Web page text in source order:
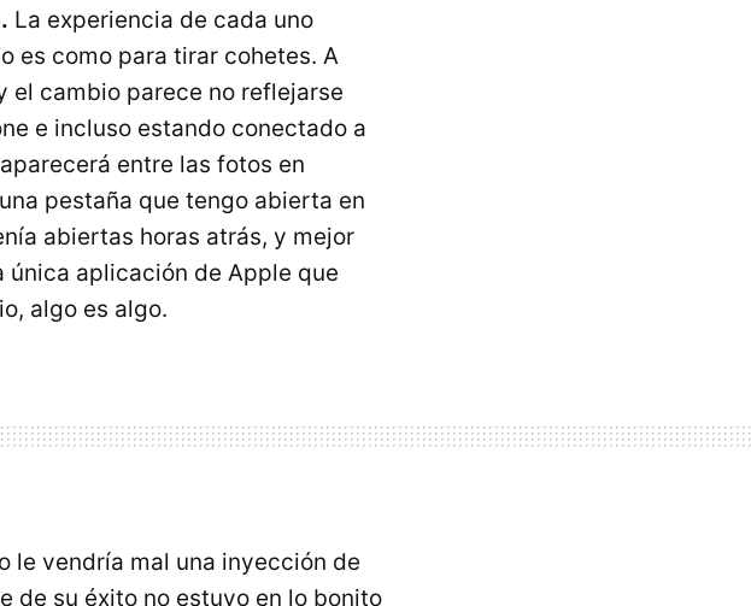
La experiencia de cada uno
es como para tirar cohetes. A
cambio parece no reflejarse
e incluso estando conectado a
entre las fotos en
pestaña que tengo abierta en
abiertas horas atrás, y mejor
única aplicación de Apple que
algo es algo.
le vendría mal una inyección de
de su éxito no estuvo en lo bonito